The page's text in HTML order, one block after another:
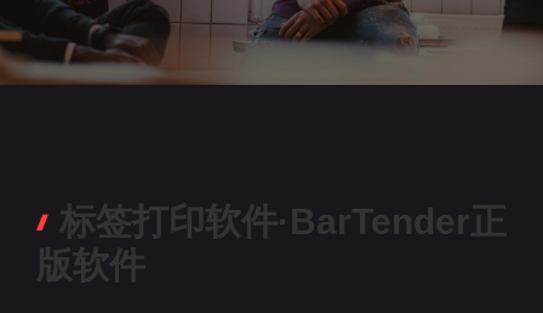
标签打印软件·BarTender正
版软件